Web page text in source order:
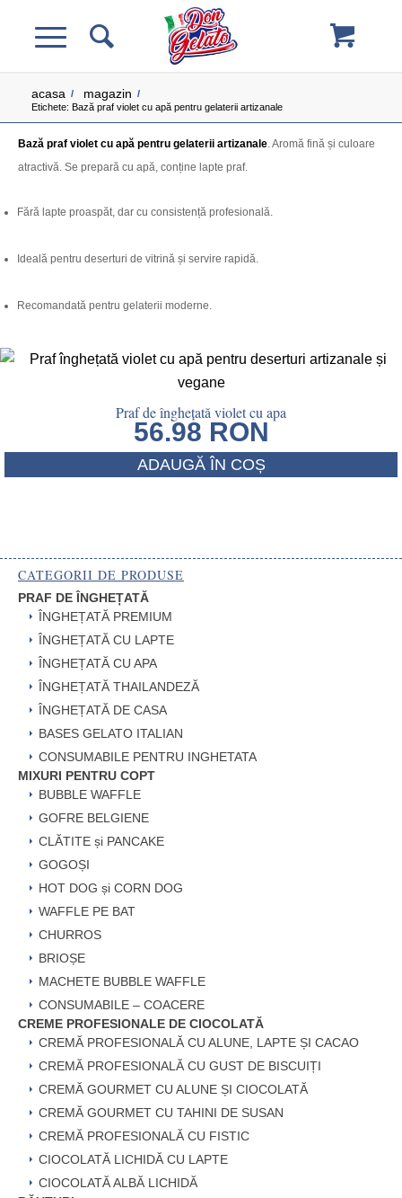
acasa / magazin /
Etichete: Bază praf violet cu apă pentru gelaterii artizanale
Bază praf violet cu apă pentru gelaterii artizanale. Aromă fină și culoare
atractivă. Se prepară cu apă, conține lapte praf.
Fără lapte proaspăt, dar cu consistență profesională.
Ideală pentru deserturi de vitrină și servire rapidă.
Recomandată pentru gelaterii moderne.
Praf de înghețată violet cu apa
56.98 RON
ADAUGĂ ÎN COȘ
CATEGORII DE PRODUSE
PRAF DE ÎNGHEȚATĂ
ÎNGHEȚATĂ PREMIUM
ÎNGHEȚATĂ CU LAPTE
ÎNGHEȚATĂ CU APA
ÎNGHEȚATĂ THAILANDEZĂ
ÎNGHEȚATĂ DE CASA
BASES GELATO ITALIAN
CONSUMABILE PENTRU INGHETATA
MIXURI PENTRU COPT
BUBBLE WAFFLE
GOFRE BELGIENE
CLĂTITE și PANCAKE
GOGOȘI
HOT DOG și CORN DOG
WAFFLE PE BAT
CHURROS
BRIOȘE
MACHETE BUBBLE WAFFLE
CONSUMABILE – COACERE
CREME PROFESIONALE DE CIOCOLATĂ
CREMĂ PROFESIONALĂ CU ALUNE, LAPTE ȘI CACAO
CREMĂ PROFESIONALĂ CU GUST DE BISCUIȚI
CREMĂ GOURMET CU ALUNE ȘI CIOCOLATĂ
CREMĂ GOURMET CU TAHINI DE SUSAN
CREMĂ PROFESIONALĂ CU FISTIC
CIOCOLATĂ LICHIDĂ CU LAPTE
CIOCOLATĂ ALBĂ LICHIDĂ